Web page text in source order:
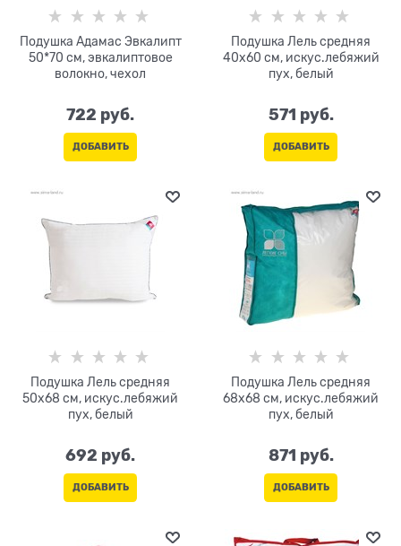
Подушка Адамас Эвкалипт
50*70 см, эвкалиптовое
волокно, чехол
722 руб.
ДОБАВИТЬ
Подушка Лель средняя
40х60 см, искус.лебяжий
пух, белый
571 руб.
ДОБАВИТЬ
Подушка Лель средняя
50х68 см, искус.лебяжий
пух, белый
692 руб.
ДОБАВИТЬ
Подушка Лель средняя
68х68 см, искус.лебяжий
пух, белый
871 руб.
ДОБАВИТЬ